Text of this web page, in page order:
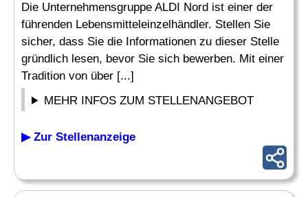
Die Unternehmensgruppe ALDI Nord ist einer der
führenden Lebensmitteleinzelhändler. Stellen Sie
sicher, dass Sie die Informationen zu dieser Stelle
gründlich lesen, bevor Sie sich bewerben. Mit einer
Tradition von über [...]
MEHR INFOS ZUM STELLENANGEBOT
▶ Zur Stellenanzeige